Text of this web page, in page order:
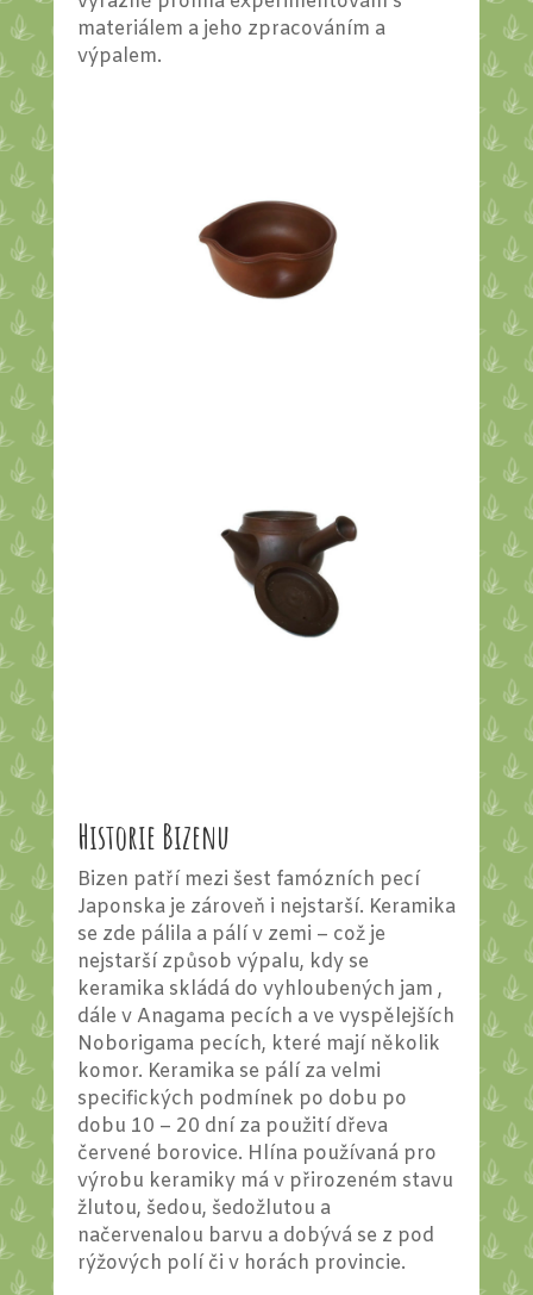
materiálem a jeho zpracováním a
výpalem.
Historie Bizenu
Bizen patří mezi šest famózních pecí
Japonska je zároveň i nejstarší. Keramika
se zde pálila a pálí v zemi – což je
nejstarší způsob výpalu, kdy se
keramika skládá do vyhloubených jam ,
dále v Anagama pecích a ve vyspělejších
Noborigama pecích, které mají několik
komor. Keramika se pálí za velmi
specifických podmínek po dobu po
dobu 10 – 20 dní za použití dřeva
červené borovice. Hlína používaná pro
výrobu keramiky má v přirozeném stavu
žlutou, šedou, šedožlutou a
načervenalou barvu a dobývá se z pod
rýžových polí či v horách provincie.